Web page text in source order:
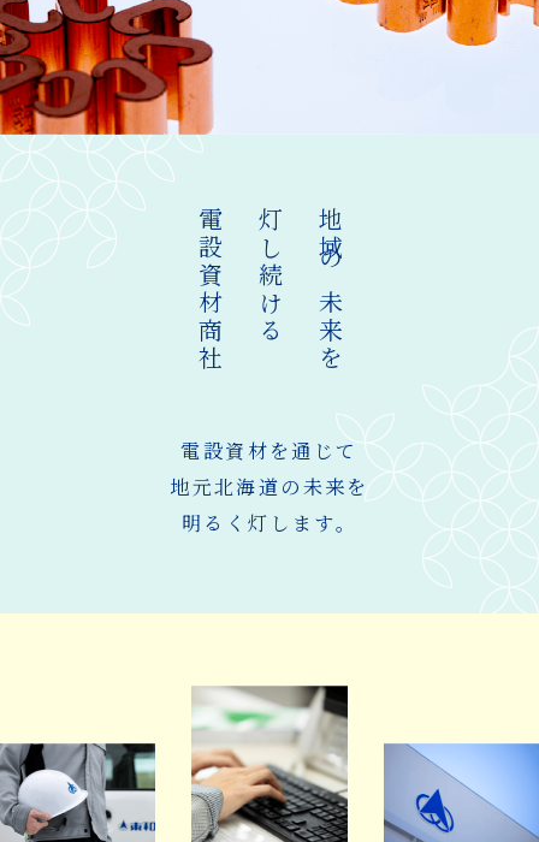
地域の未来を
灯し続ける
電設資材商社
電設資材を通じて
地元北海道の未来を
明るく灯します。